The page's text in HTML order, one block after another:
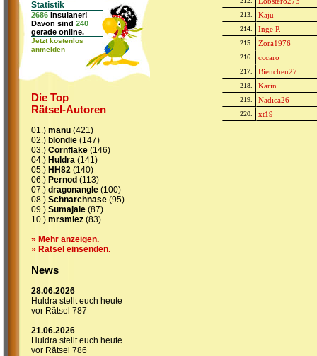
Statistik
2686 Insulaner!
Davon sind 240
gerade online.
Jetzt kostenlos
anmelden
Die Top
Rätsel-Autoren
01.) manu (421)
02.) blondie (147)
03.) Cornflake (146)
04.) Huldra (141)
05.) HH82 (140)
06.) Pernod (113)
07.) dragonangle (100)
08.) Schnarchnase (95)
09.) Sumajale (87)
10.) mrsmiez (83)
» Mehr anzeigen.
» Rätsel einsenden.
News
28.06.2026
Huldra stellt euch heute
vor Rätsel 787
21.06.2026
Huldra stellt euch heute
vor Rätsel 786
213. Kaju
214. Inge P.
215. Zora1976
216. cccaro
217. Bienchen27
218. Karin
219. Nadica26
220. xt19